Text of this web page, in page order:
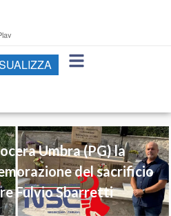
Umbra (PG) la
del sacrificio
Fulvio Sbarretti